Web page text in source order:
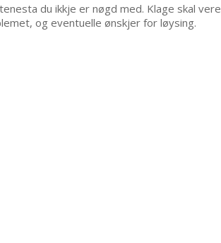
du ikkje er nøgd med. Klage skal vere
og eventuelle ønskjer for løysing.